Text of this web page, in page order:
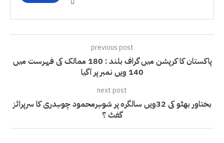
previous post
پاکستان کا کرپشن میں گراف بلند : 180 ممالک کی فہرست میں
140 ویں نمبر پر آگیا
next post
بختاور بھٹو کی 32ویں سالگرہ پر شوہرمحمود چوہدری کا سرپرائز
گفٹ ؟